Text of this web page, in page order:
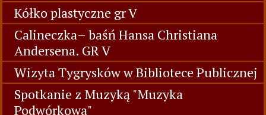
Kółko plastyczne gr V
Calineczka– baśń Hansa Christiana
Andersena. GR V
Wizyta Tygrysków w Bibliotece Publicznej
Spotkanie z Muzyką "Muzyka
Podwórkowa"